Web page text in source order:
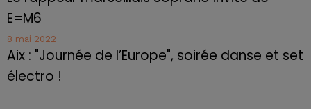
E=M6
8 mai 2022
Aix : "Journée de l’Europe", soirée danse et set
électro !